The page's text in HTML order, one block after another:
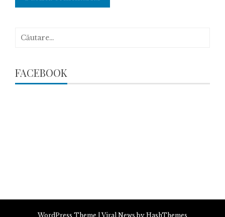
Caută
FACEBOOK
WordPress Theme |Viral News by HashThemes